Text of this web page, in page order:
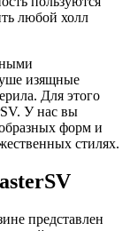
любой холл
изящные
Для этого
У нас вы
форм и
стилях.
представлен